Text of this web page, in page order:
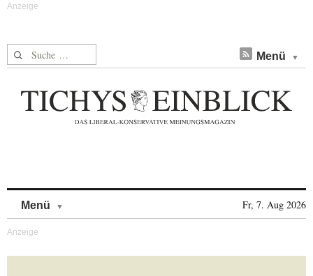
Suche nach: Menü
Menü Fr, 7. Aug 2026